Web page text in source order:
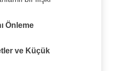
Önleme
ve Küçük